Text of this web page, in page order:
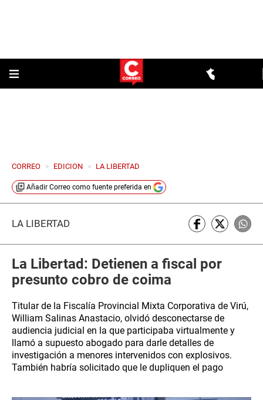
CORREO > EDICION > LA LIBERTAD
Añadir Correo como fuente preferida en
LA LIBERTAD
La Libertad: Detienen a fiscal por
presunto cobro de coima
Titular de la Fiscalía Provincial Mixta Corporativa de Virú,
William Salinas Anastacio, olvidó desconectarse de
audiencia judicial en la que participaba virtualmente y
llamó a supuesto abogado para darle detalles de
investigación a menores intervenidos con explosivos.
También habría solicitado que le dupliquen el pago